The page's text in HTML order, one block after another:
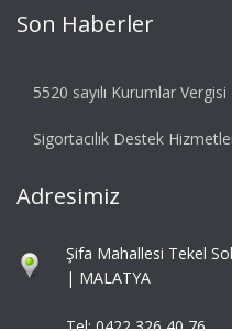
Son Haberler
5520 sayılı Kurumlar
Sigortacılık Destek
Adresimiz
Şifa Mahallesi Tekel
| MALATYA
Tel: 0422 326 40 76